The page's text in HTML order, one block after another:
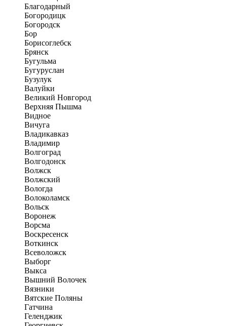
Благодарный
Богородицк
Богородск
Бор
Борисоглебск
Брянск
Бугульма
Бугуруслан
Бузулук
Валуйки
Великий Новгород
Верхняя Пышма
Видное
Вичуга
Владикавказ
Владимир
Волгоград
Волгодонск
Волжск
Волжский
Вологда
Волоколамск
Вольск
Воронеж
Ворсма
Воскресенск
Воткинск
Всеволожск
Выборг
Выкса
Вышний Волочек
Вязники
Вятские Поляны
Гатчина
Геленджик